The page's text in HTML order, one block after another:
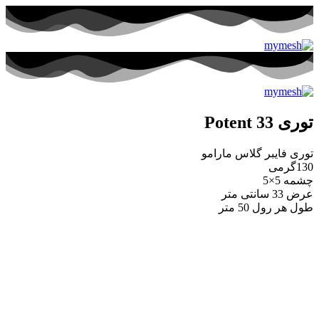
توری Potent 33
توری فایبر گلاس مارامو
130گرمی
چشمه 5×5
عرض 33 سانتی متر
طول هر رول 50 متر